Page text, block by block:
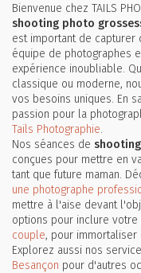
Bienvenue chez TAILS
shooting photo
est important de capturer
équipe de photographes
expérience inoubliable.
classique ou moderne,
vos besoins uniques. En
passion pour la
Tails Photographie.
Nos séances de
conçues pour mettre en
tant que future maman.
une photographe
mettre à l'aise devant
options pour inclure votre
couple, pour immortaliser
Explorez aussi nos
Besançon pour d'autres